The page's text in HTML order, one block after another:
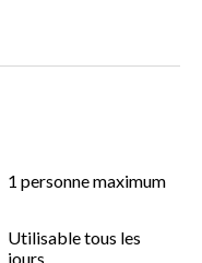
1 personne maximum
Utilisable tous les
jours